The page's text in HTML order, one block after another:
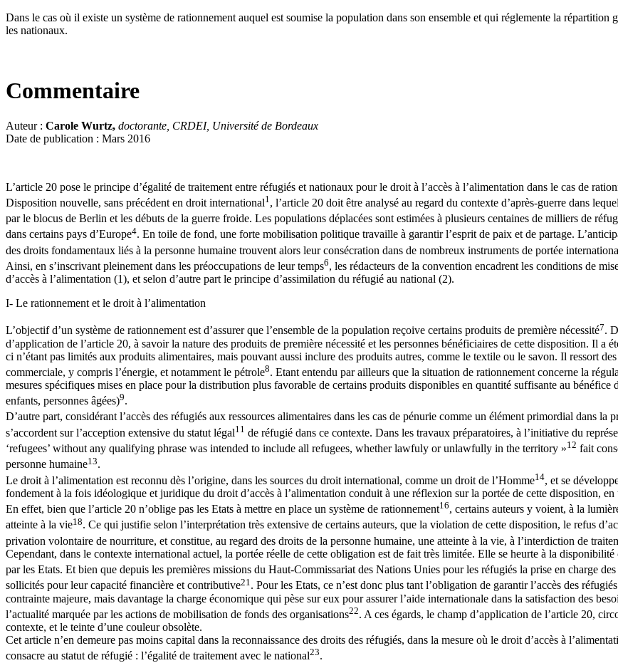
Dans le cas où il existe un système de rationnement auquel est soumise la population dans son ensemble et qui réglemente la
les nationaux.
Commentaire
Auteur : Carole Wurtz, doctorante, CRDEI, Université de Bordeaux
Date de publication : Mars 2016
L’article 20 pose le principe d’égalité de traitement entre réfugiés et nationaux pour le droit à l’accès à l’alimentation dans le cas de
Disposition nouvelle, sans précédent en droit international1 , l’article 20 doit être analysé au regard du contexte d’après-guerre dans
par le blocus de Berlin et les débuts de la guerre froide. Les populations déplacées sont estimées à plusieurs centaines de milliers de
dans certains pays d’Europe4. En toile de fond, une forte mobilisation politique travaille à garantir l’esprit de paix et de partage.
des droits fondamentaux liés à la personne humaine trouvent alors leur consécration dans de nombreux instruments de portée
Ainsi, en s’inscrivant pleinement dans les préoccupations de leur temps6, les rédacteurs de la convention encadrent les conditions de
d’accès à l’alimentation (1), et selon d’autre part le principe d’assimilation du réfugié au national (2).
I- Le rationnement et le droit à l’alimentation
L’objectif d’un système de rationnement est d’assurer que l’ensemble de la population reçoive certains produits de première nécessité7.
d’application de l’article 20, à savoir la nature des produits de première nécessité et les personnes bénéficiaires de cette disposition. Il a
ci n’étant pas limités aux produits alimentaires, mais pouvant aussi inclure des produits autres, comme le textile ou le savon. Il ressort
commerciale, y compris l’énergie, et notamment le pétrole8. Etant entendu par ailleurs que la situation de rationnement concerne la
mesures spécifiques mises en place pour la distribution plus favorable de certains produits disponibles en quantité suffisante au
enfants, personnes âgées)9.
D’autre part, considérant l’accès des réfugiés aux ressources alimentaires dans les cas de pénurie comme un élément primordial dans la
s’accordent sur l’acception extensive du statut légal11 de réfugié dans ce contexte. Dans les travaux préparatoires, à l’initiative du
‘refugees’ without any qualifying phrase was intended to include all refugees, whether lawfuly or unlawfully in the territory »12 fait
personne humaine13.
Le droit à l’alimentation est reconnu dès l’origine, dans les sources du droit international, comme un droit de l’Homme14, et se
fondement à la fois idéologique et juridique du droit d’accès à l’alimentation conduit à une réflexion sur la portée de cette disposition,
En effet, bien que l’article 20 n’oblige pas les Etats à mettre en place un système de rationnement16, certains auteurs y voient, à la
atteinte à la vie18. Ce qui justifie selon l’interprétation très extensive de certains auteurs, que la violation de cette disposition, le refus
privation volontaire de nourriture, et constitue, au regard des droits de la personne humaine, une atteinte à la vie, à l’interdiction de
Cependant, dans le contexte international actuel, la portée réelle de cette obligation est de fait très limitée. Elle se heurte à la
par les Etats. Et bien que depuis les premières missions du Haut-Commissariat des Nations Unies pour les réfugiés la prise en charge
sollicités pour leur capacité financière et contributive21 . Pour les Etats, ce n’est donc plus tant l’obligation de garantir l’accès des
contrainte majeure, mais davantage la charge économique qui pèse sur eux pour assurer l’aide internationale dans la satisfaction des
l’actualité marquée par les actions de mobilisation de fonds des organisations22. A ces égards, le champ d’application de l’article 20,
contexte, et le teinte d’une couleur obsolète.
Cet article n’en demeure pas moins capital dans la reconnaissance des droits des réfugiés, dans la mesure où le droit d’accès à
consacre au statut de réfugié : l’égalité de traitement avec le national23.